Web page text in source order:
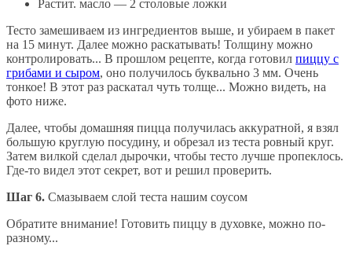
Растит. масло — 2 столовые ложки
Тесто замешиваем из ингредиентов выше, и убираем в пакет
на 15 минут. Далее можно раскатывать! Толщину можно
контролировать... В прошлом рецепте, когда готовил пиццу с
грибами и сыром, оно получилось буквально 3 мм. Очень
тонкое! В этот раз раскатал чуть толще... Можно видеть, на
фото ниже.
Далее, чтобы домашняя пицца получилась аккуратной, я взял
большую круглую посудину, и обрезал из теста ровный круг.
Затем вилкой сделал дырочки, чтобы тесто лучше пропеклось.
Где-то видел этот секрет, вот и решил проверить.
Шаг 6. Смазываем слой теста нашим соусом
Обратите внимание! Готовить пиццу в духовке, можно по-
разному...